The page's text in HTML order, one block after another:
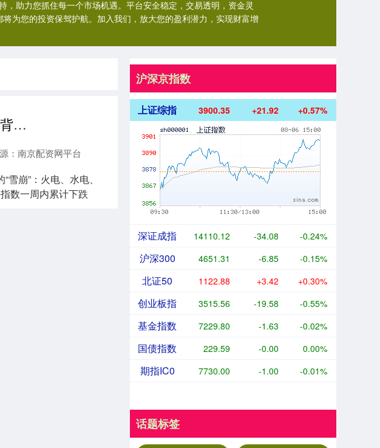
助力您抓住每一个市场机遇。平台安全稳定，交易透明，资金灵
为您的投资保驾护航。加入我们，放大您的盈利潜力，实现财富增
博泰配资 电力股集体“雪崩”: 一场恐慌踩踏背后, 藏着中国能源变革的逻辑
：南京配资网平台
崩”：火电、水电、
数一周内累计下跌
沪深京指数
上证综指 3900.35 +21.92 +0.57%
深证成指 14110.12 -34.08 -0.24%
沪深300 4651.31 -6.85 -0.15%
北证50 1122.88 +3.42 +0.30%
创业板指 3515.56 -19.58 -0.55%
基金指数 7229.80 -1.63 -0.02%
国债指数 229.59 -0.00 0.00%
期指IC0 7730.00 -1.00 -0.01%
话题标签